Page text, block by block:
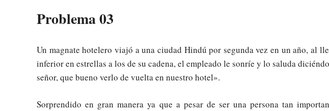
Problema 03
Un magnate hotelero viajó a una ciudad Hindú por segunda vez en un año, al
inferior en estrellas a los de su cadena, el empleado le sonríe y lo saluda
señor, que bueno verlo de vuelta en nuestro hotel».
Sorprendido en gran manera ya que a pesar de ser una persona tan